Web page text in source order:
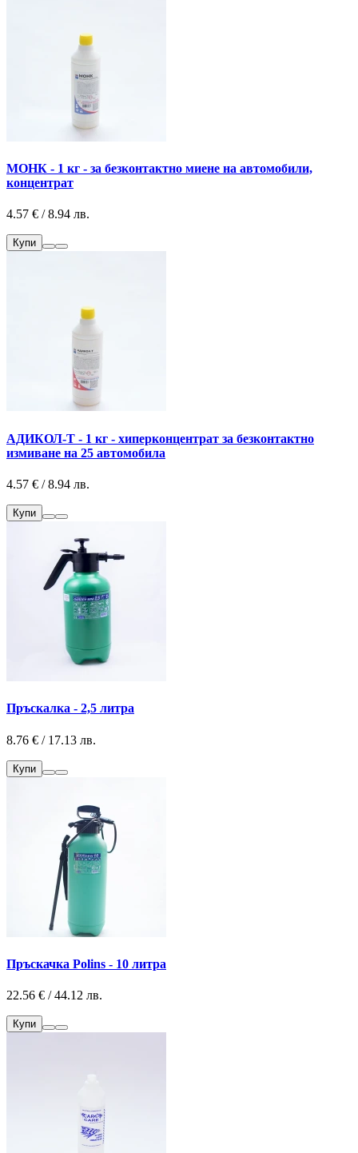
МОНК - 1 кг - за безконтактно миене на автомобили,
концентрат
4.57 € / 8.94 лв.
Купи
АДИКОЛ-Т - 1 кг - хиперконцентрат за безконтактно
измиване на 25 автомобила
4.57 € / 8.94 лв.
Купи
Пръскалка - 2,5 литра
8.76 € / 17.13 лв.
Купи
Пръскачка Polins - 10 литра
22.56 € / 44.12 лв.
Купи